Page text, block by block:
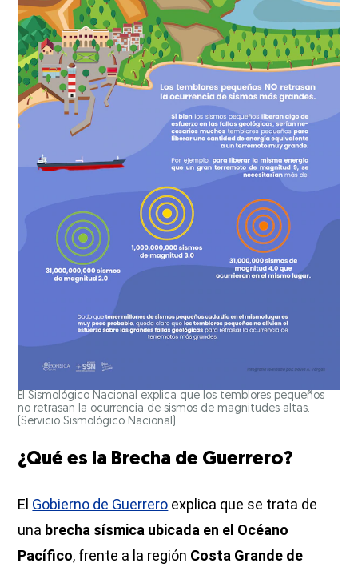
El Sismológico Nacional explica que los temblores pequeños
no retrasan la ocurrencia de sismos de magnitudes altas.
(Servicio Sismológico Nacional)
¿Qué es la Brecha de Guerrero?
El Gobierno de Guerrero explica que se trata de
una brecha sísmica ubicada en el Océano
Pacífico, frente a la región Costa Grande de